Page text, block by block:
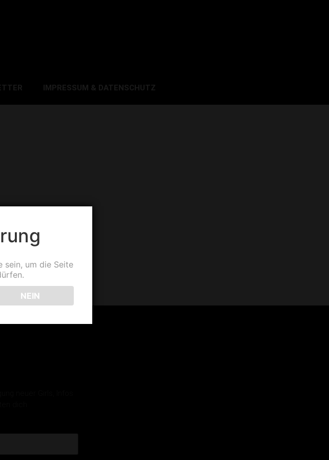
IMPRESSUM & DATENSCHUTZ
sein, um die Seite
NEIN